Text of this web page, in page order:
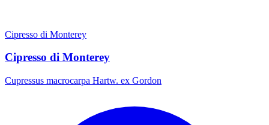
Cipresso di Monterey
Cipresso di Monterey
Cupressus macrocarpa Hartw. ex Gordon